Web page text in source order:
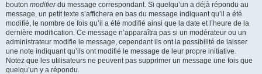
bouton modifierdu message correspondant. Si quelqu’un a déjà répondu au
message, un petit texte s’affichera en bas du message indiquant qu’il a été
modifié, le nombre de fois qu’il a été modifié ainsi que la date et l’heure de la
dernière modification. Ce message n’apparaîtra pas si un modérateur ou un
administrateur modifie le message, cependant ils ont la possibilité de laisser
une note indiquant qu’ils ont modifié le message de leur propre initiative.
Notez que les utilisateurs ne peuvent pas supprimer un message une fois que
quelqu’un y a répondu.